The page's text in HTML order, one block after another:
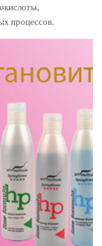
процессов.